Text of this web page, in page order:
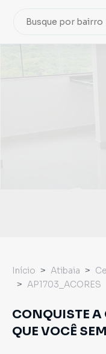
Início Atibaia
AP1703_ACORES
CONQUISTE A
QUE VOCÊ